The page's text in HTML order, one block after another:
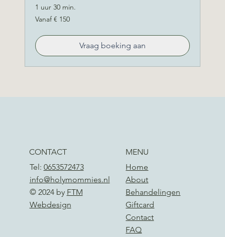
1 uur 30 min.
Vanaf
150
Vanaf € 150
Vraag boeking aan
CONTACT
Tel: 0653572473
info@holymommies.nl
© 2024 by FTM
Webdesign
MENU
Home
About
Behandelingen
Giftcard
Contact
FAQ